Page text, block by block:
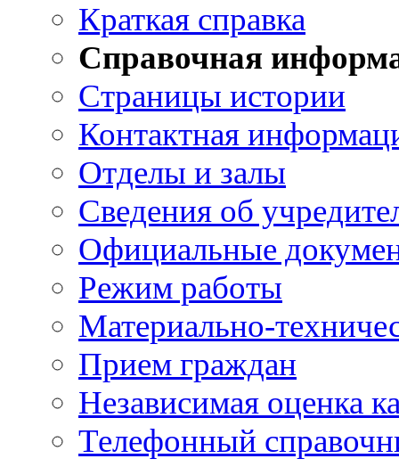
Краткая справка
Справочная
Страницы истории
Контактная
Отделы и залы
Сведения об
Официальные
Режим работы
Материально-
Прием граждан
Независимая оценка
Телефонный